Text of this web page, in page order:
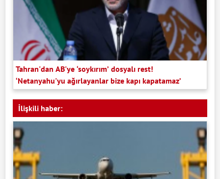
Tahran'dan AB'ye ‘soykırım’ dosyalı rest!
‘Netanyahu'yu ağırlayanlar bize kapı kapatamaz’
İlişkili haber: